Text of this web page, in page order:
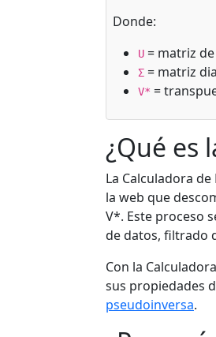
Donde:
U = matriz de
Σ = matriz
V* =
¿Qué es
La Calculadora
la web que
V*. Este proceso
de datos, filtrado
Con la
sus propiedades
pseudoinversa.